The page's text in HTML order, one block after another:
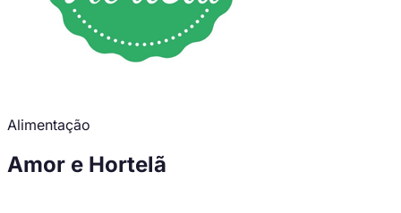
Alimentação
Amor e Hortelã